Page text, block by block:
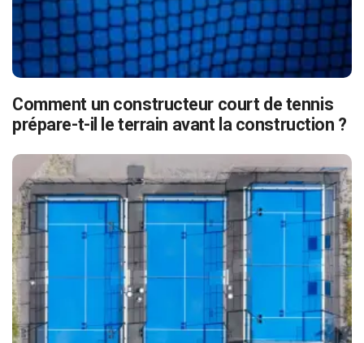
Comment un constructeur court de tennis
prépare-t-il le terrain avant la construction ?